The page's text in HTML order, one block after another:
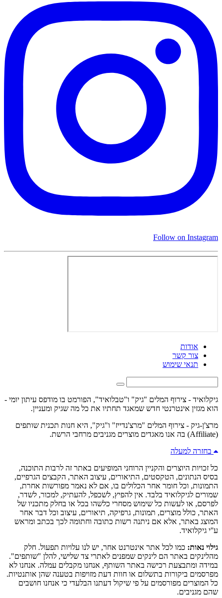
Follow on Instagram
אודות
צור קשר
תנאי שימוש
גיקלואיד - צירוף המלים "גיק" ו"טבלואיד", הפורמט בו מודפס עיתון יומי -
הוא מגזין אינטרנטי חדש שמאגד תחתיו את כל מה שגיק ומעניין.
מרצ'ן-גיק - צירוף המלים "מרצ'נדייז" ו"גיק", היא חנות תכנית שותפים
(Affiliate) בה אנו מאגדים מוצרים מגניבים מרחבי הרשת.
בחזרה למעלה
כל זכויות היוצרים והקניין הרוחני המופיעים באתר זה לרבות התוכנה,
בסיס הנתונים, הטקסטים, התיאורים, עיצוב האתר, הקבצים הגרפיים,
התמונות, וכל חומר אחר הכלולים בו, אם לא נאמר מפורשות אחרת,
שמורים לגיקלואיד בלבד. אין להפיץ, לשכפל, להעתיק, למכור, לשדר,
לפרסם, או לעשות כל שימוש מסחרי כלשהו בכל או בחלק מתכניו של
האתר, כולל מוצרים, תמונות, גרפיקה, תיאורים, עיצוב וכל דבר אחר
המוצג באתר, אלא אם ניתנה רשות כתובה וחתומה לכך בכתב ומראש
ע''י גיקלואיד.
גילוי נאות: כמו לכל אתר אינטרנט אחר, יש לנו עלויות תפעול. חלק
מהלינקים באתר הם לינקים שמפנים לאתרי צד שלישי, להלן "שותפים".
במידה ומתבצעת רכישה באתר השותף, אנחנו מקבלים עמלה. אנחנו לא
מפרסמים ביקורות בתשלום או חוות דעת מזויפות בטענה שהן אותנטיות.
כל המוצרים מפורסמים על פי שיקול דעתנו הבלעדי כי אנחנו חושבים
שהם מגניבים.